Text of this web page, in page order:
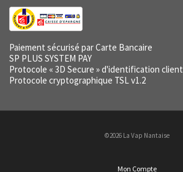
Paiement sécurisé par Carte Bancaire
SP PLUS SYSTEM PAY
Protocole « 3D Secure » d'identification client
Protocole cryptographique TSL v1.2
©2026 La Vap Nantaise
Mon Compte